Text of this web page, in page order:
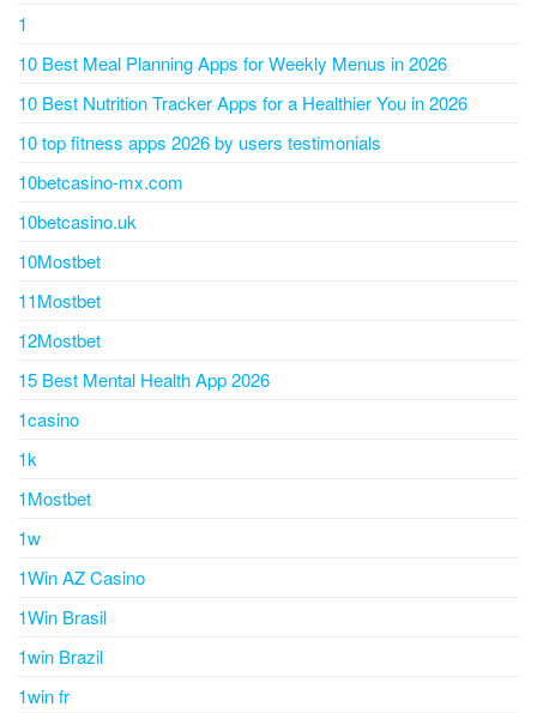
1
10 Best Meal Planning Apps for Weekly Menus in 2026
10 Best Nutrition Tracker Apps for a Healthier You in 2026
10 top fitness apps 2026 by users testimonials
10betcasino-mx.com
10betcasino.uk
10Mostbet
11Mostbet
12Mostbet
15 Best Mental Health App 2026
1casino
1k
1Mostbet
1w
1Win AZ Casino
1Win Brasil
1win Brazil
1win fr